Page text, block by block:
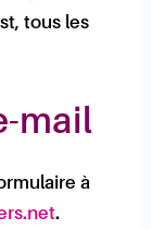
tous les
mail
à
.